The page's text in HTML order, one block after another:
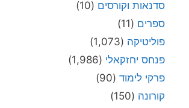
סדנאות וקורסים (10)
ספרים (11)
פוליטיקה (1,073)
פנחס יחזקאלי (1,986)
פרקי לימוד (90)
קורונה (150)